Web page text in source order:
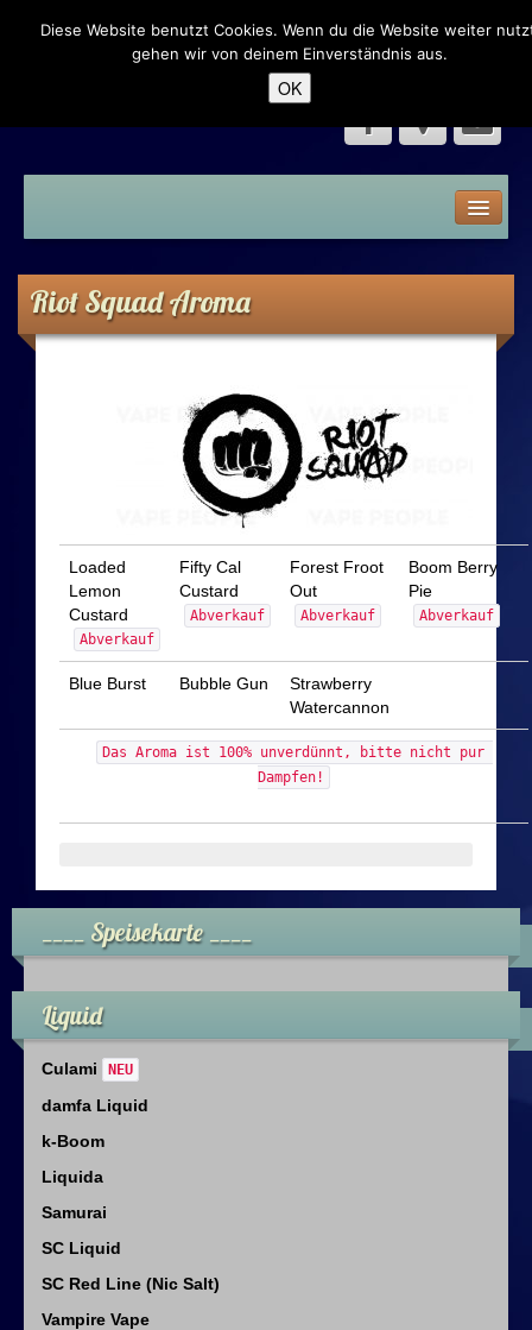
Dampfer Eck – Neumünster
Speisekarte
Liquid
Dampfer Infos
Infos & Downloads
Impressum
Datenschutz
Sicherheitshinweise
Riot Squad Aroma
Loaded
Lemon
Custard
Abverkauf
Fifty Cal
Custard
Abverkauf
Forest Froot
Out
Abverkauf
Boom Berry
Pie
Abverkauf
Blue Burst Bubble Gun
Strawberry
Watercannon
Das Aroma ist 100% unverdünnt, bitte nicht pur
Dampfen!
____ Speisekarte ____
Liquid
Culami NEU
damfa Liquid
k-Boom
Liquida
Samurai
SC Liquid
SC Red Line (Nic Salt)
Vampire Vape
Diese Website benutzt Cookies. Wenn du die Website weiter
gehen wir von deinem Einverständnis aus.
OK